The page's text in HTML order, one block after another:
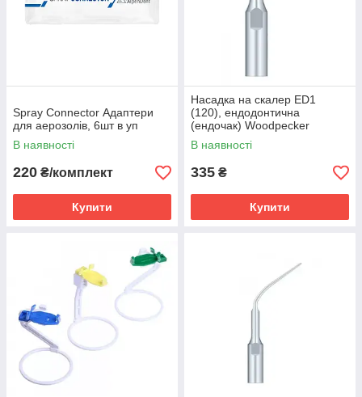
Spray Connector Адаптери
для аерозолів, 6шт в уп
В наявності
220 ₴/комплект
Купити
Насадка на скалер ED1
(120), ендодонтична
(ендочак) Woodpecker
В наявності
335 ₴
Купити